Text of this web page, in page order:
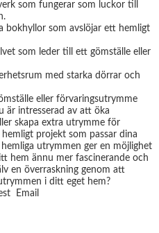
som fungerar som luckor till
bokhyllor som avslöjar ett hemligt
som leder till ett gömställe eller
med starka dörrar och
eller förvaringsutrymme
är intresserad av att öka
skapa extra utrymme för
projekt som passar dina
utrymmen ger en möjlighet
hem ännu mer fascinerande och
en överraskning genom att
i ditt eget hem?
Email